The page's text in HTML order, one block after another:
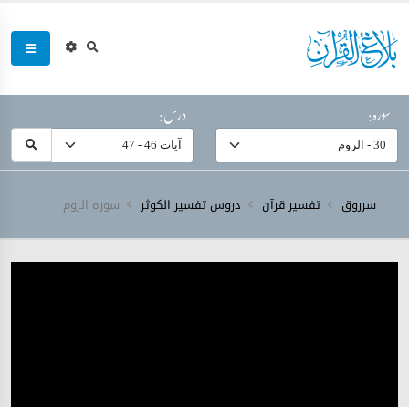
سورہ: درس:
سرروق تفسیر قرآن دروس تفسیر الکوثر سورہ ‎الروم‎